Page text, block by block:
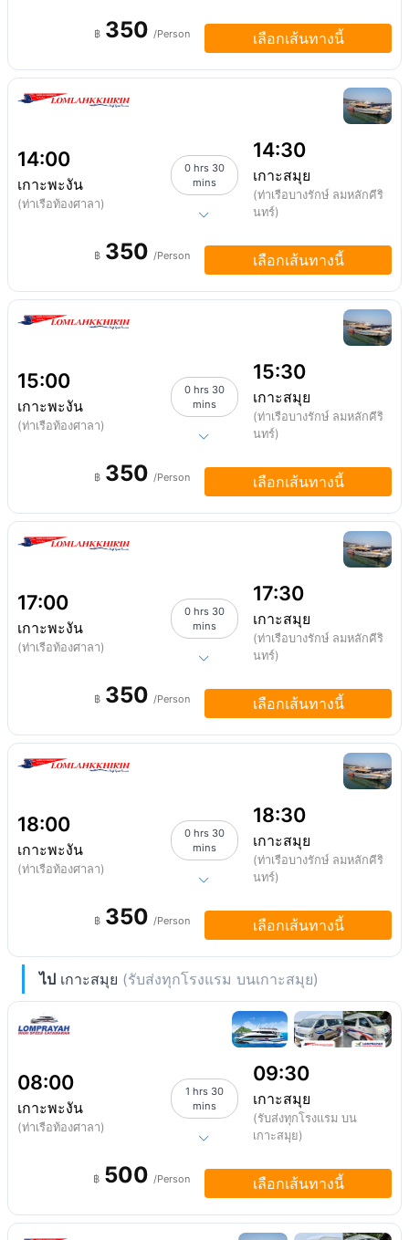
฿ 350 /Person เลือกเส้นทางนี้
14:00
เกาะพะงัน
(ท่าเรือท้องศาลา)
0 hrs 30
mins
14:30
เกาะสมุย
(ท่าเรือบางรักษ์ ลมหลักคีริ
นทร์)
฿ 350 /Person เลือกเส้นทางนี้
15:00
เกาะพะงัน
(ท่าเรือท้องศาลา)
0 hrs 30
mins
15:30
เกาะสมุย
(ท่าเรือบางรักษ์ ลมหลักคีริ
นทร์)
฿ 350 /Person เลือกเส้นทางนี้
17:00
เกาะพะงัน
(ท่าเรือท้องศาลา)
0 hrs 30
mins
17:30
เกาะสมุย
(ท่าเรือบางรักษ์ ลมหลักคีริ
นทร์)
฿ 350 /Person เลือกเส้นทางนี้
18:00
เกาะพะงัน
(ท่าเรือท้องศาลา)
0 hrs 30
mins
18:30
เกาะสมุย
(ท่าเรือบางรักษ์ ลมหลักคีริ
นทร์)
฿ 350 /Person เลือกเส้นทางนี้
ไป เกาะสมุย (รับส่งทุกโรงแรม บนเกาะสมุย)
08:00
เกาะพะงัน
(ท่าเรือท้องศาลา)
1 hrs 30
mins
09:30
เกาะสมุย
(รับส่งทุกโรงแรม บน
เกาะสมุย)
฿ 500 /Person เลือกเส้นทางนี้